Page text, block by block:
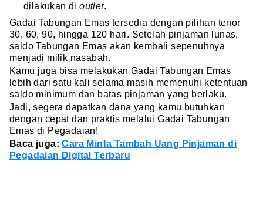
dilakukan dioutlet.
Gadai Tabungan Emas tersedia dengan pilihan tenor
30, 60, 90, hingga 120 hari. Setelah pinjaman lunas,
saldo Tabungan Emas akan kembali sepenuhnya
menjadi milik nasabah.
Kamu juga bisa melakukan Gadai Tabungan Emas
lebih dari satu kali selama masih memenuhi ketentuan
saldo minimum dan batas pinjaman yang berlaku.
Jadi, segera dapatkan dana yang kamu butuhkan
dengan cepat dan praktis melalui Gadai Tabungan
Emas di Pegadaian!
Baca juga:Cara Minta Tambah Uang Pinjaman di
Pegadaian Digital Terbaru